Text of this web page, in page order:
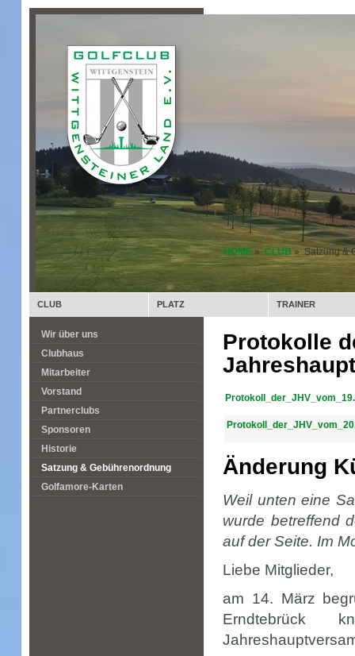
CLUB PLATZ TRAINER
HOME » CLUB » Satzung &
Protokolle
Änderung
Weil unten eine
wurde betreffend
auf der Seite. Im
Liebe Mitglieder,
am 14. März
Erndtebrück
Wir über uns
Clubhaus
Mitarbeiter
Vorstand
Partnerclubs
Sponsoren
Historie
Satzung & Gebührenordnung
Golfamore-Karten